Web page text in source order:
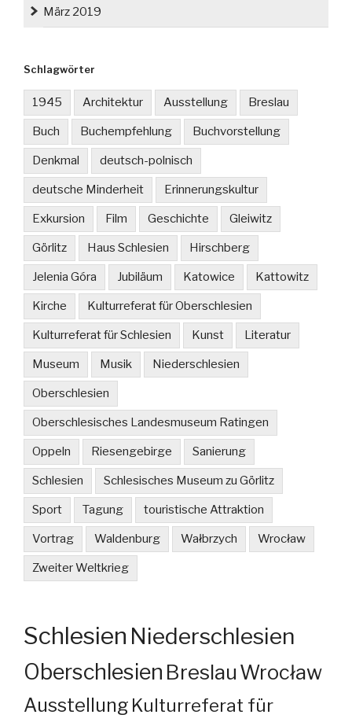
März 2019
Schlagwörter
1945 Architektur Ausstellung Breslau
Buch Buchempfehlung Buchvorstellung
Denkmal deutsch-polnisch
deutsche Minderheit Erinnerungskultur
Exkursion Film Geschichte Gleiwitz
Görlitz Haus Schlesien Hirschberg
Jelenia Góra Jubiläum Katowice Kattowitz
Kirche Kulturreferat für Oberschlesien
Kulturreferat für Schlesien Kunst Literatur
Museum Musik Niederschlesien
Oberschlesien
Oberschlesisches Landesmuseum Ratingen
Oppeln Riesengebirge Sanierung
Schlesien Schlesisches Museum zu Görlitz
Sport Tagung touristische Attraktion
Vortrag Waldenburg Wałbrzych Wrocław
Zweiter Weltkrieg
Schlesien Niederschlesien
Oberschlesien Breslau Wrocław
Ausstellung Kulturreferat für